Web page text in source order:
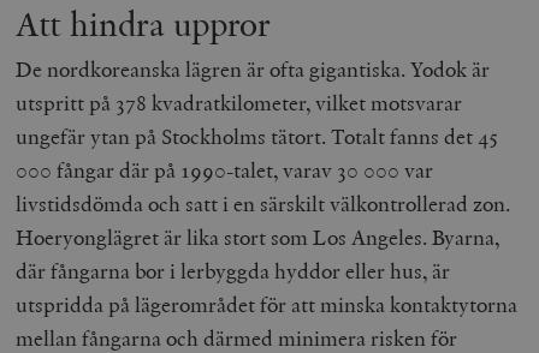
Att hindra uppror
De nordkoreanska lägren är ofta gigantiska. Yodok är
utspritt på 378 kvadratkilometer, vilket motsvarar
ungefär ytan på Stockholms tätort. Totalt fanns det 45
000 fångar där på 1990-talet, varav 30 000 var
livstidsdömda och satt i en särskilt välkontrollerad zon.
Hoeryonglägret är lika stort som Los Angeles. Byarna,
där fångarna bor i lerbyggda hyddor eller hus, är
utspridda på lägerområdet för att minska kontaktytorna
mellan fångarna och därmed minimera risken för